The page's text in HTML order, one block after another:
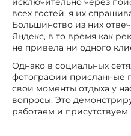
всех гостей, я их
Большинство из них
Яндекс, в то время как
не привела ни одного
Однако в социальных
фотографии присланные
свои моменты отдыха у
вопросы. Это
работаем и